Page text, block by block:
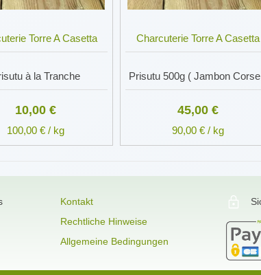
Torre A Casetta
à la Tranche
10,00 €
100,00 € / kg
Charcuterie Torre A Casetta
Prisutu 500g ( Jambon
45,00 €
90,00 € / kg
Kontakt
Rechtliche Hinweise
Allgemeine Bedingungen